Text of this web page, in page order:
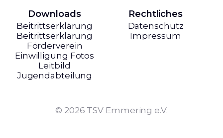
Downloads
Beitrittserklärung
Beitrittserklärung
Förderverein
Einwilligung Fotos
Leitbild
Jugendabteilung
Rechtliches
Datenschutz
Impressum
© 2026 TSV Emmering e.V.